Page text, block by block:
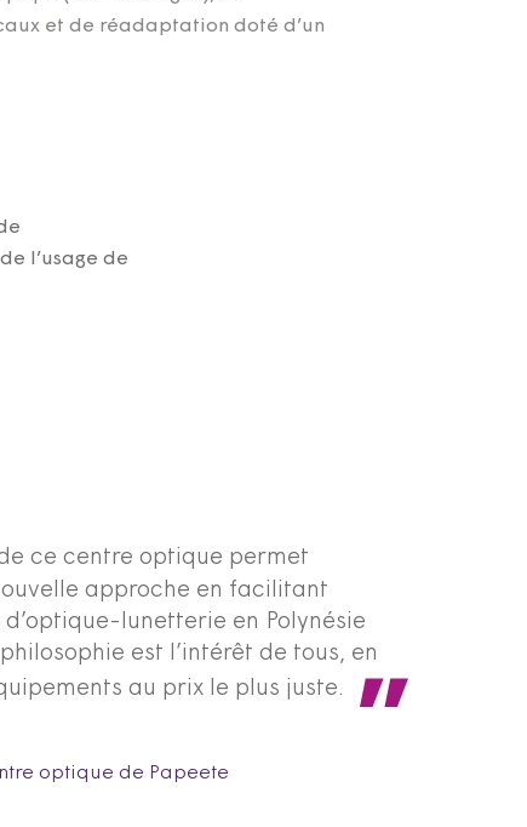
et de réadaptation doté d’un
l’usage de
ce centre optique permet
approche en facilitant
d’optique-lunetterie en Polynésie
est l’intérêt de tous, en
au prix le plus juste.
optique de Papeete